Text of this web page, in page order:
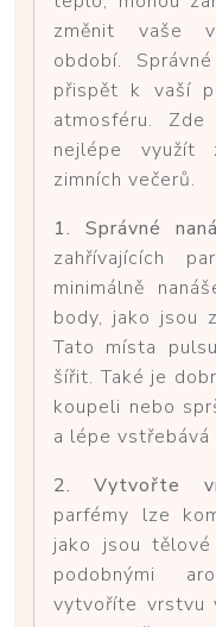
změnit vaše
období.
přispět k vaší
atmosféru.
nejlépe využít
zimních večerů.
1. Správné
zahřívajících
minimálně
body, jako jsou
Tato místa
šířit. Také je
koupeli nebo
a lépe vstřebává
2. Vytvořte
parfémy lze
jako jsou
podobnými
vytvoříte vrstvu